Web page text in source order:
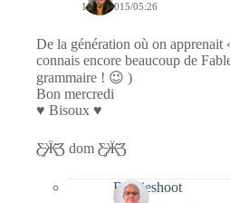
16/09/2015/05:26
De la génération où on apprenait
connais encore beaucoup de
grammaire ! 😉 )
Bon mercredi
♥ Bisoux ♥
Ƹ̵̡Ӝ̵̨̄Ʒ dom Ƹ̵̡Ӝ̵̨̄Ʒ
Bernieshoot